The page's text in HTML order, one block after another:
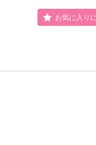
お気に入り